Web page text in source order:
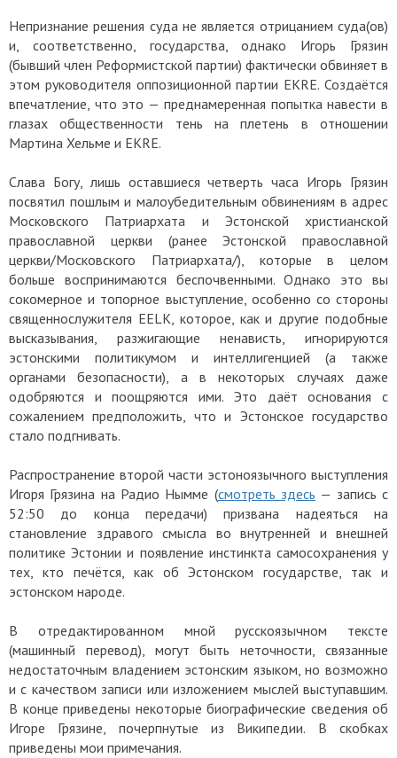
Непризнание решения суда не является отрицанием суда(ов)
и, соответственно, государства, однако Игорь Грязин
(бывший член Реформистской партии) фактически обвиняет в
этом руководителя оппозиционной партии EKRE. Создаётся
впечатление, что это — преднамеренная попытка навести в
глазах общественности тень на плетень в отношении
Мартина Хельме и EKRE.
Слава Богу, лишь оставшиеся четверть часа Игорь Грязин
посвятил пошлым и малоубедительным обвинениям в адрес
Московского Патриархата и Эстонской христианской
православной церкви (ранее Эстонской православной
церкви/Московского Патриархата/), которые в целом
больше воспринимаются беспочвенными. Однако это вы
сокомерное и топорное выступление, особенно со стороны
священнослужителя EELK, которое, как и другие подобные
высказывания, разжигающие ненависть, игнорируются
эстонскими политикумом и интеллигенцией (а также
органами безопасности), а в некоторых случаях даже
одобряются и поощряются ими. Это даёт основания с
сожалением предположить, что и Эстонское государство
стало подгнивать.
Распространение второй части эстоноязычного выступления
Игоря Грязина на Радио Нымме (смотреть здесь — запись с
52:50 до конца передачи) призвана надеяться на
становление здравого смысла во внутренней и внешней
политике Эстонии и появление инстинкта самосохранения у
тех, кто печётся, как об Эстонском государстве, так и
эстонском народе.
В отредактированном мной русскоязычном тексте
(машинный перевод), могут быть неточности, связанные
недостаточным владением эстонским языком, но возможно
и с качеством записи или изложением мыслей выступавшим.
В конце приведены некоторые биографические сведения об
Игоре Грязине, почерпнутые из Википедии. В скобках
приведены мои примечания.